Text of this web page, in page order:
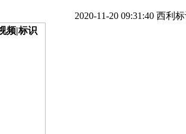
2020-11-20 09:31:40 西利